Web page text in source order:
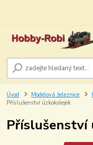
Úvod Modelová železnice
Příslušenství úzkokolejek
Příslušenství